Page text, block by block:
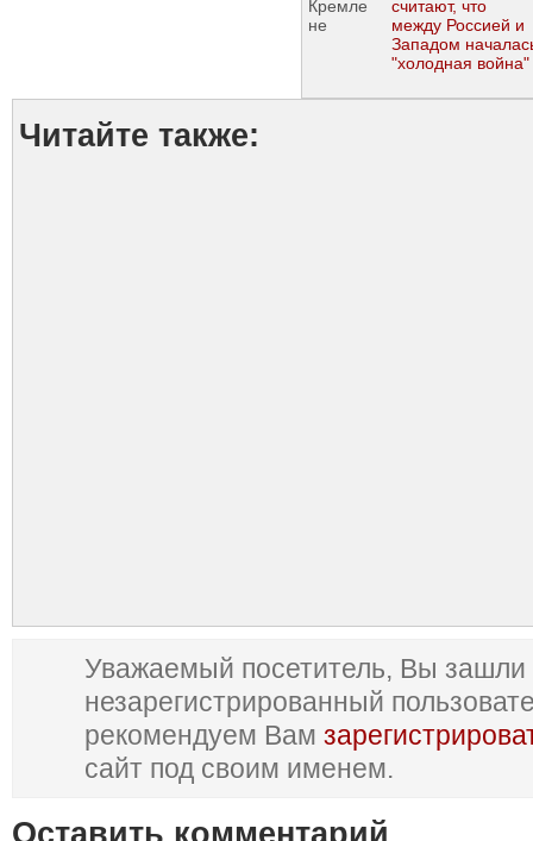
Минске
считают, что
между Россией и
Западом
"холодная война"
Читайте также:
Уважаемый посетитель, Вы зашли
незарегистрированный
рекомендуем Вам
сайт под своим именем.
Оставить комментарий